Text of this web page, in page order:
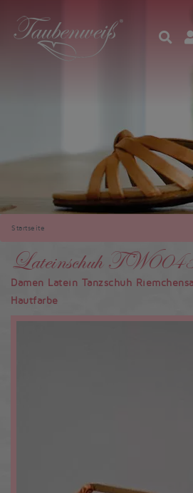
Startseite
Lateinschuh
Damen Latein Tanzschuh
Hautfarbe